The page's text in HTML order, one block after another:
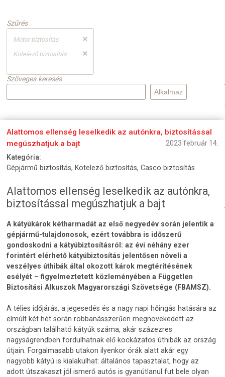
B
Szűrés
Motor biztosítás
Kötelező biztosítás
Szöveges keresés
Alattomos ellenség leselkedik az autónkra, biztosítással
megúszhatjuk a bajt
2023 február 14.
Kategória:
Gépjármű biztosítás, Kötelező biztosítás, Casco biztosítás
Alattomos ellenség leselkedik az autónkra,
biztosítással megúszhatjuk a bajt
A kátyúkárok kétharmadát az első negyedév során jelentik a
gépjármű-tulajdonosok, ezért továbbra is időszerű
gondoskodni a kátyúbiztosításról: az évi néhány ezer
forintért elérhető kátyúbiztosítás jelentősen növeli a
veszélyes úthibák által okozott károk megtérítésének
esélyét – figyelmeztetett közleményében a Független
Biztosítási Alkuszok Magyarországi Szövetsége (FBAMSZ).
A télies időjárás, a jegesedés és a nagy napi hőingás hatására az
elmúlt két hét során robbanásszerűen megnövekedett az
országban található kátyúk száma, akár százezres
nagyságrendben fordulhatnak elő kockázatos úthibák az ország
útjain. Forgalmasabb utakon ilyenkor órák alatt akár egy
nagyobb kátyú is kialakulhat: általános tapasztalat, hogy az
adott útszakaszt jól ismerő autós is gyanútlanul fut bele olyan